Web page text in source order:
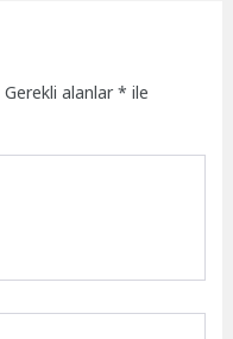
Gerekli alanlar* ile